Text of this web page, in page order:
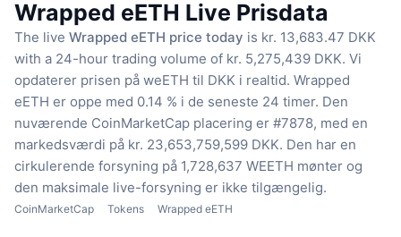
Wrapped eETH Live Prisdata
The live Wrapped eETH price today is kr. 13,683.47 DKK
with a 24-hour trading volume of kr. 5,275,439 DKK. Vi
opdaterer prisen på weETH til DKK i realtid. Wrapped
eETH er oppe med 0.14 % i de seneste 24 timer. Den
nuværende CoinMarketCap placering er #7878, med en
markedsværdi på kr. 23,653,759,599 DKK. Den har en
cirkulerende forsyning på 1,728,637 WEETH mønter og
den maksimale live-forsyning er ikke tilgængelig.
CoinMarketCap Tokens Wrapped eETH